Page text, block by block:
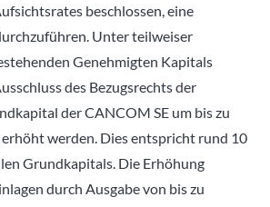
beschlossen, eine
Unter teilweiser
Genehmigten Kapitals
des Bezugsrechts der
der CANCOM SE um bis zu
werden. Dies entspricht rund 10
Grundkapitals. Die Erhöhung
durch Ausgabe von bis zu